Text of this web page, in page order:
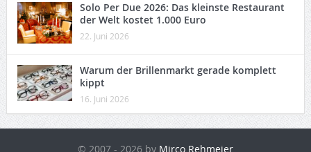
Solo Per Due 2026: Das kleinste Restaurant
der Welt kostet 1.000 Euro
22. Juni 2026
Warum der Brillenmarkt gerade komplett
kippt
16. Juni 2026
© 2007 - 2026 by Mirco Rehmeier